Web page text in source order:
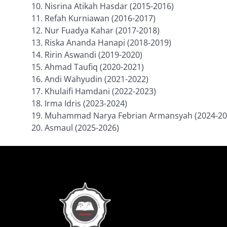
Nisrina Atikah Hasdar (2015-2016)
Refah Kurniawan (2016-2017)
Nur Fuadya Kahar (2017-2018)
Riska Ananda Hanapi (2018-2019)
Ririn Aswandi (2019-2020)
Ahmad Taufiq (2020-2021)
Andi Wahyudin (2021-2022)
Khulaifi Hamdani (2022-2023)
Irma Idris (2023-2024)
Muhammad Narya Febrian Armansyah (2024-
Asmaul (2025-2026)